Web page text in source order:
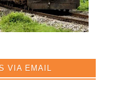
VIA EMAIL